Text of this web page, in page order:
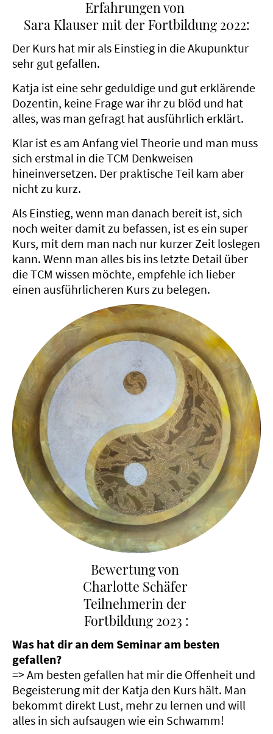
Erfahrungen von
Sara Klauser mit der Fortbildung 2022:
Der Kurs hat mir als Einstieg in die Akupunktur
sehr gut gefallen.
Katja ist eine sehr geduldige und gut erklärende
Dozentin, keine Frage war ihr zu blöd und hat
alles, was man gefragt hat ausführlich erklärt.
Klar ist es am Anfang viel Theorie und man muss
sich erstmal in die TCM Denkweisen
hineinversetzen. Der praktische Teil kam aber
nicht zu kurz.
Als Einstieg, wenn man danach bereit ist, sich
noch weiter damit zu befassen, ist es ein super
Kurs, mit dem man nach nur kurzer Zeit loslegen
kann. Wenn man alles bis ins letzte Detail über
die TCM wissen möchte, empfehle ich lieber
einen ausführlicheren Kurs zu belegen.
Bewertung von
Charlotte Schäfer
Teilnehmerin der
Fortbildung 2023 :
Was hat dir an dem Seminar am besten
gefallen?
=> Am besten gefallen hat mir die Offenheit und
Begeisterung mit der Katja den Kurs hält. Man
bekommt direkt Lust, mehr zu lernen und will
alles in sich aufsaugen wie ein Schwamm!